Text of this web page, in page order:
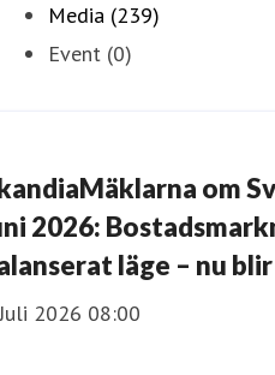
Media (239)
Event (0)
om
2026:
läge – nu
2026 08:00